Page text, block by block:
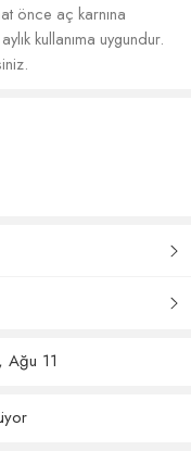
önce aç karnına
kullanıma uygundur.
11